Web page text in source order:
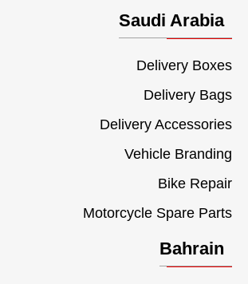
Saudi Arabia
Delivery Boxes
Delivery Bags
Delivery Accessories
Vehicle Branding
Bike Repair
Motorcycle Spare Parts
Bahrain